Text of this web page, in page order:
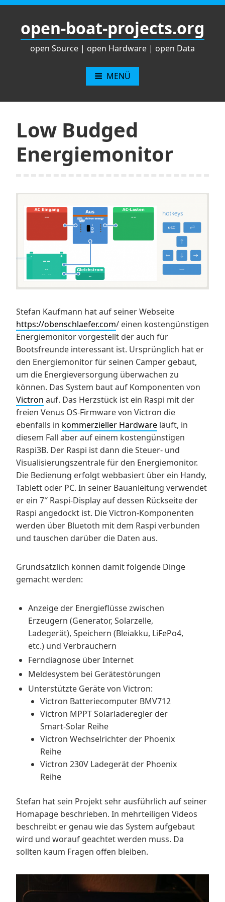
Zum
springenopen-boat-projects.org
open Source | open Hardware | open Data
MENÜ
Low Budged
Energiemonitor
Stefan Kaufmann hat auf seiner Webseite
https://obenschlaefer.com/ einen kostengünstigen
Energiemonitor vorgestellt der auch für
Bootsfreunde interessant ist. Ursprünglich hat er
den Energiemonitor für seinen Camper gebaut,
um die Energieversorgung überwachen zu
können. Das System baut auf Komponenten von
Victron auf. Das Herzstück ist ein Raspi mit der
freien Venus OS-Firmware von Victron die
ebenfalls in kommerzieller Hardware läuft, in
diesem Fall aber auf einem kostengünstigen
Raspi3B. Der Raspi ist dann die Steuer- und
Visualisierungszentrale für den Energiemonitor.
Die Bedienung erfolgt webbasiert über ein Handy,
Tablett oder PC. In seiner Bauanleitung verwendet
er ein 7″ Raspi-Display auf dessen Rückseite der
Raspi angedockt ist. Die Victron-Komponenten
werden über Bluetoth mit dem Raspi verbunden
und tauschen darüber die Daten aus.
Grundsätzlich können damit folgende Dinge
gemacht werden:
Anzeige der Energieflüsse zwischen
Erzeugern (Generator, Solarzelle,
Ladegerät), Speichern (Bleiakku, LiFePo4,
etc.) und Verbrauchern
Ferndiagnose über Internet
Meldesystem bei Gerätestörungen
Unterstützte Geräte von Victron:
Victron Batteriecomputer BMV712
Victron MPPT Solarladeregler der
Smart-Solar Reihe
Victron Wechselrichter der Phoenix
Reihe
Victron 230V Ladegerät der Phoenix
Reihe
Stefan hat sein Projekt sehr ausführlich auf seiner
Homapage beschrieben. In mehrteiligen Videos
beschreibt er genau wie das System aufgebaut
wird und worauf geachtet werden muss. Da
sollten kaum Fragen offen bleiben.